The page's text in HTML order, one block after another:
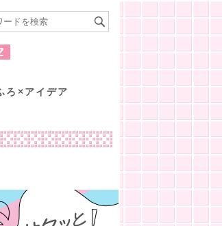
ろ×アイデア